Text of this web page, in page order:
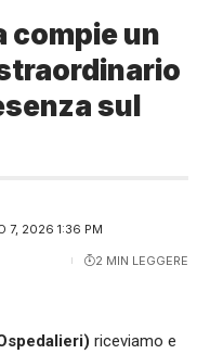
compie un
sul
7, 2026 1:36 PM
2 MIN LEGGERE
riceviamo e